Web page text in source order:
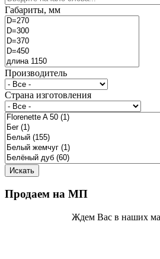
Габариты, мм
Производитель
Страна изготовления
Продаем на МП
Ждем Вас в наших